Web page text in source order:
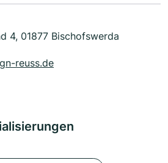
4, 01877 Bischofswerda
reuss.de